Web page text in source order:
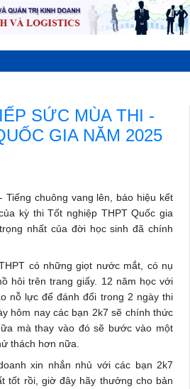
SỨC MÙA THI -
GIA NĂM 2025
chuông vang lên, báo hiệu kết
kỳ thi Tốt nghiệp THPT Quốc gia
nhất của đời học sinh đã chính
có những giọt nước mắt, có nụ
hôi trên trang giấy. 12 năm học với
nỗ lực để đánh đổi trong 2 ngày thi
hôm nay các bạn 2k7 sẽ chính thức
mà thay vào đó sẽ bước vào một
thách hơn nữa.
xin nhắn nhủ với các bạn 2k7
tốt rồi, giờ đây hãy thưởng cho bản